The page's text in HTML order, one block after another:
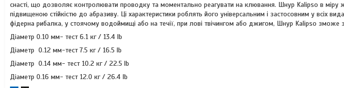
снасті, що дозволяє контролювати проводку та моментально реагувати на клювання. Шнур Kalipso в міру
підвищеною стійкістю до абразиву. Ці характеристики роблять його універсальним і застосовним у всіх
фідерна рибалка, у стоячому водоймищі або на течії, при лові твічингом або джигом, Шнур Kalipso зможе
Діаметр 0.10 мм- тест 6.1 кг / 13.4 lb
Діаметр 0.12 мм-тест 7.5 кг / 16.5 lb
Діаметр 0.14 мм- тест 10.2 кг / 22.5 lb
Діаметр 0.16 мм- тест 12.0 кг / 26.4 lb